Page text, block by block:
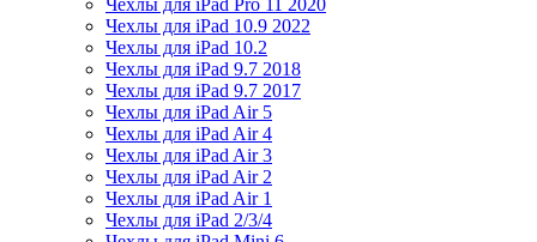
Чехлы для iPad Pro 11 2020
Чехлы для iPad 10.9 2022
Чехлы для iPad 10.2
Чехлы для iPad 9.7 2018
Чехлы для iPad 9.7 2017
Чехлы для iPad Air 5
Чехлы для iPad Air 4
Чехлы для iPad Air 3
Чехлы для iPad Air 2
Чехлы для iPad Air 1
Чехлы для iPad 2/3/4